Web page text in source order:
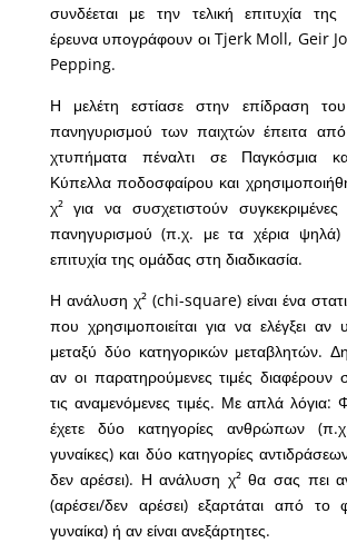
συνδέεται με την τελική επιτυχία
έρευνα υπογράφουν οι Tjerk Moll, Geir
Pepping.
Η μελέτη εστίασε στην επίδραση
πανηγυρισμού των παιχτών έπειτα
χτυπήματα πέναλτι σε Παγκόσμια
Κύπελλα ποδοσφαίρου και
χ² για να συσχετιστούν συγκεκριμένες
πανηγυρισμού (π.χ. με τα χέρια ψηλά)
επιτυχία της ομάδας στη διαδικασία.
Η ανάλυση χ² (chi-square) είναι ένα
που χρησιμοποιείται για να ελέγξει αν
μεταξύ δύο κατηγορικών μεταβλητών.
αν οι παρατηρούμενες τιμές διαφέρουν
τις αναμενόμενες τιμές. Με απλά λόγια:
έχετε δύο κατηγορίες ανθρώπων
γυναίκες) και δύο κατηγορίες
δεν αρέσει). Η ανάλυση χ² θα σας πει
(αρέσει/δεν αρέσει) εξαρτάται από το
γυναίκα) ή αν είναι ανεξάρτητες.